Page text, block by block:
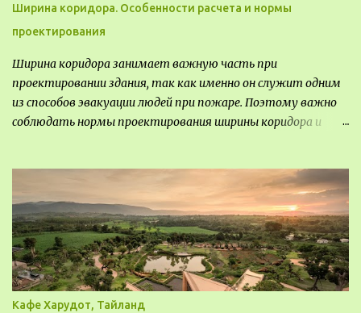
Ширина коридора. Особенности расчета и нормы
проектирования
Ширина коридора занимает важную часть при
проектировании здания, так как именно он служит одним
из способов эвакуации людей при пожаре. Поэтому важно
соблюдать нормы проектирования ширины коридора и
Кафе Харудот, Тайланд